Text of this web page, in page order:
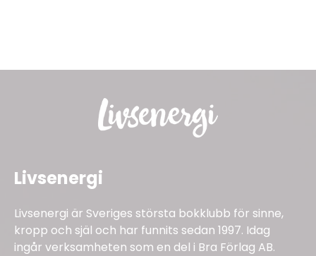
Livsenergi
Livsenergi är Sveriges största bokklubb för sinne,
kropp och själ och har funnits sedan 1997. Idag
ingår verksamheten som en del i Bra Förlag AB.